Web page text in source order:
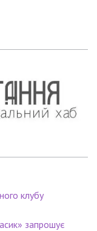
клубу
запрошує